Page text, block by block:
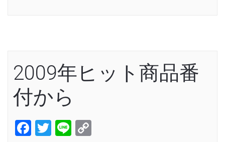
2009年ヒット商品番
付から
Facebook
Twitter
Line